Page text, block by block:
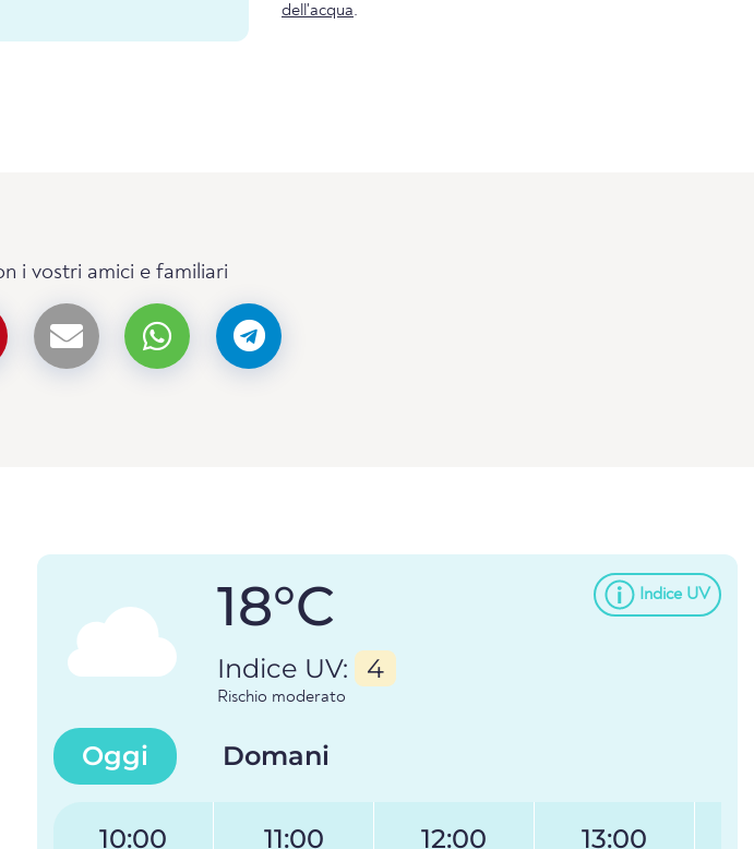
dell'acqua.
i vostri amici e familiari
Indice UV
18°C
Indice UV: 4
Rischio moderato
Oggi Domani
10:00 11:00 12:00 13:00